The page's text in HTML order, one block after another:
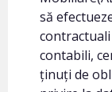
să
contabili,
ținuți de